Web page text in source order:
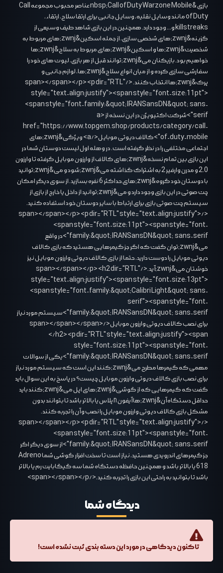
بازی &nbsp;Call of Duty Warzone Mobile عناصر محبوب مجموعه Call
of Duty مانند وسایل نقلیه، وسایل جانبی برای ارتقا سلاح، ارتقاء،
killstreaks و... وجود دارد. همچنین در این بازی شاهد طیف وسیعی از
گزینه&zwnj;های شخصی سازی، از جمله اسکین&zwnj;های مربوط به
شخصیت&zwnj;ها و اسکین&zwnj;های مربوط به سلاح&zwnj;ها
خواهیم بود. بازیکنان می&zwnj;توانند قبل از هر بازی، لیوت های خود را
سفارشی سازی کرده و از میان انواع سلاح&zwnj;ها، لوازم جانبی و
پرک&zwnj;ها انتخاب کنند. </span></span></p> <p dir="RTL"
style="text-align:justify"><span style="font-size:11pt">
<span style="font-family:&quot;IRANSansDN&quot;,sans-
serif">شرکت اکتیویژن در این نسخه از <a
href="https://www.topgem.shop/products/category/call-
of-duty-mobile">کالاف دیوتی موبایل</a> ویژگی&zwnj;های
اجتماعی مختلفی را در نظر گرفته است. در وهله اول لیست دوستان شما در
این بازی بین تمام نسخه&zwnj;های کالاف از وارزون موبایل گرفته تا وارزون
2.0 و مدرن وارفیر 2 به اشتراک گذاشته می&zwnj;شود و می&zwnj;توانید
با دوستان خود گروه&zwnj;های حداکثر 6 نفره بسازید. از سوی دیگر امکان
چت صوتی در این بازی وجود دارد و می&zwnj;توانید از داخل یا خارج از بازی از
سیستم چت صوتی بازی برای ارتباط با سایر دوستان خود استفاده کنید.
</span></span></p> <p dir="RTL" style="text-align:justify">
<span style="font-size:11pt"><span style="font-
family:&quot;IRANSansDN&quot;,sans-serif">در واقع
می&zwnj;توان گفت که اگر جز گیمرهایی هستید که بازی کالاف
دیوتی موبایل را دوست دارید، حتما از بازی کالاف دیوتی وارزون موبایل نیز
خوشتان می&zwnj;آید.</span></span></p> <h2 dir="RTL"
style="text-align:justify"><span style="font-size:13pt">
<span style="font-family:&quot;Calibri Light&quot;,sans-
serif"><span style="font-
family:&quot;IRANSansDN&quot;,sans-serif">سیستم مورد نیاز
برای نصب کالاف دیوتی وارزون موبایل</span></span></span>
</h2> <p dir="RTL" style="text-align:justify"><span
style="font-size:11pt"><span style="font-
family:&quot;IRANSansDN&quot;,sans-serif">یکی از سوالات
مهمی که گیمرها مطرح می&zwnj;کنند این است که سیستم مورد نیاز
برای نصب بازی کالاف دیوتی وارزون موبایل چیست؟ در پاسخ به این سوال باید
گفت که گیمرهایی که از گوشی&zwnj;های اپل می&zwnj;کنند باید
حداقل دستگاه آن&zwnj;ها آیفون ۸ پلاس یا بالاتر باشد تا بتوانند بدون
مشکل بازی کالاف دیوتی وارزون موبایل را نصب و آن را تجربه کنند.
</span></span></p> <p dir="RTL" style="text-align:justify">
<span style="font-size:11pt"><span style="font-
family:&quot;IRANSansDN&quot;,sans-serif">از سوی دیگر اگر
جز گیمرهای اندرویدی هستید، نیاز است تا سخت افزار گوشی شما Adreno
618 یا بالاتر باشد و همچنین حافظه دستگاه شما سه گیگابایت رم یا بالاتر
باشد تا بتوانید به راحتی این بازی را تجربه کنید.</span></span></p>
دیدگاه‌ شما
تاکنون دیدگاهی در مورد این دسته بندی ثبت نشده است!